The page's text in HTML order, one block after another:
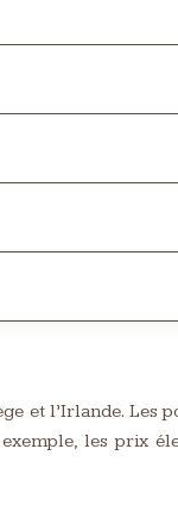
et l’Irlande. Les
les prix